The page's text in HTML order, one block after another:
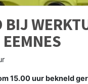
BIJ
15.00 uur bekneld